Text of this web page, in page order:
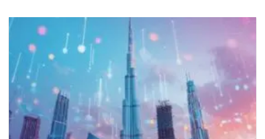
khiến hơn 185 triệu USD vị thế mua bị xóa...